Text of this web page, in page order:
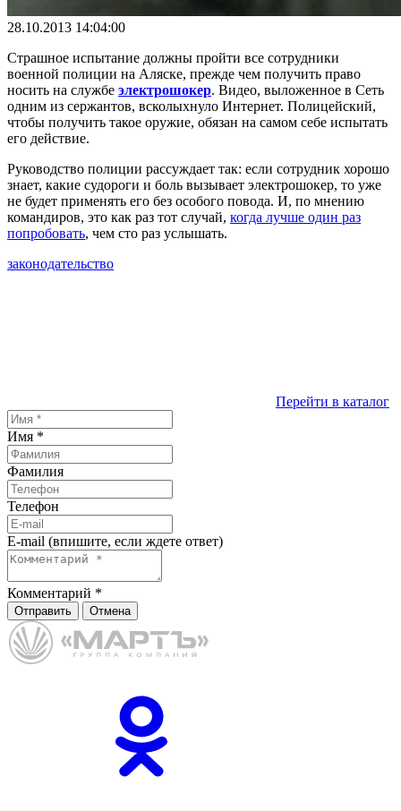
28.10.2013 14:04:00
Страшное испытание должны пройти все сотрудники
военной полиции на Аляске, прежде чем получить право
носить на службе электрошокер. Видео, выложенное в Сеть
одним из сержантов, всколыхнуло Интернет. Полицейский,
чтобы получить такое оружие, обязан на самом себе испытать
его действие.
Руководство полиции рассуждает так: если сотрудник хорошо
знает, какие судороги и боль вызывает электрошокер, то уже
не будет применять его без особого повода. И, по мнению
командиров, это как раз тот случай, когда лучше один раз
попробовать, чем сто раз услышать.
законодательство
Перейти в каталог
Имя *
Фамилия
Телефон
E-mail (впишите, если ждете ответ)
Комментарий *
Отправить Отмена